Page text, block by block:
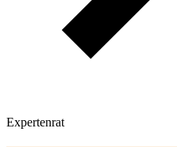
Expertenrat